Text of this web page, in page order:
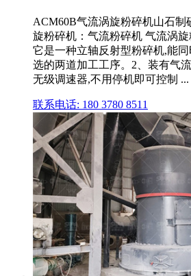
ACM60B气流涡旋粉碎机山石制
旋粉碎机：气流粉碎机 气流涡旋
它是一种立轴反射型粉碎机,能
选的两道加工工序。2、装有气
无级调速器,不用停机即可控制 ...
联系电话: 180 3780 8511